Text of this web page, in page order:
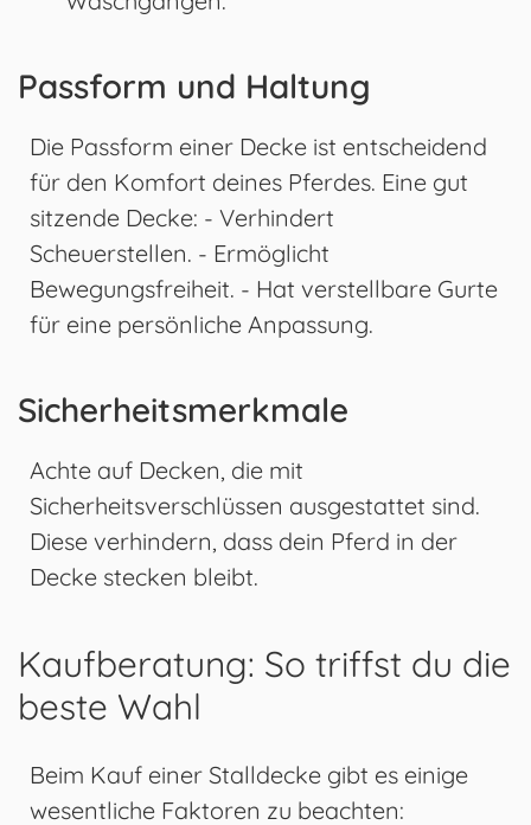
Passform und Haltung
Die Passform einer Decke ist entscheidend
für den Komfort deines Pferdes. Eine gut
sitzende Decke: - Verhindert
Scheuerstellen. - Ermöglicht
Bewegungsfreiheit. - Hat verstellbare Gurte
für eine persönliche Anpassung.
Sicherheitsmerkmale
Achte auf Decken, die mit
Sicherheitsverschlüssen ausgestattet sind.
Diese verhindern, dass dein Pferd in der
Decke stecken bleibt.
Kaufberatung: So triffst du die
beste Wahl
Beim Kauf einer Stalldecke gibt es einige
wesentliche Faktoren zu beachten: